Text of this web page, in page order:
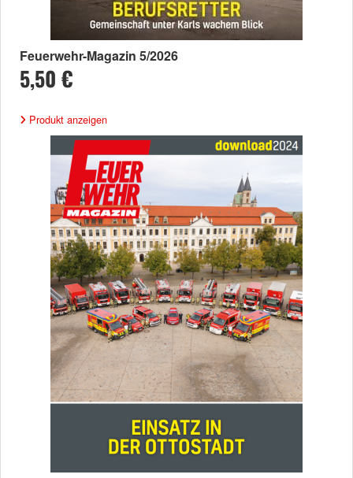
Feuerwehr-Magazin 5/2026
5,50 €
Produkt anzeigen